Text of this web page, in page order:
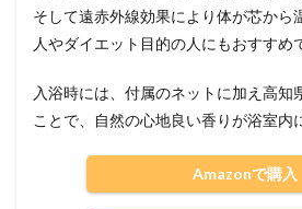
そして遠赤外線効果により体が芯から
人やダイエット目的の人にもおすすめ
入浴時には、付属のネットに加え高知
ことで、自然の心地良い香りが浴室内
Amazonで購入